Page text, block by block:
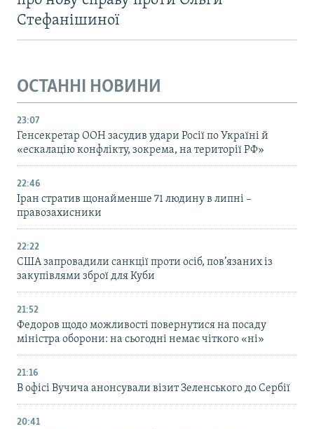
Стефанішиної
ОСТАННІ НОВИНИ
23:07
Генсекретар ООН засудив удари Росії по Україні й
«ескалацію конфлікту, зокрема, на території РФ»
22:46
Іран стратив щонайменше 71 людину в липні –
правозахисники
22:22
США запровадили санкції проти осіб, пов’язаних із
закупівлями зброї для Куби
21:52
Федоров щодо можливості повернутися на посаду
міністра оборони: на сьогодні немає чіткого «ні»
21:16
В офісі Вучича анонсували візит Зеленського до Сербії
20:41